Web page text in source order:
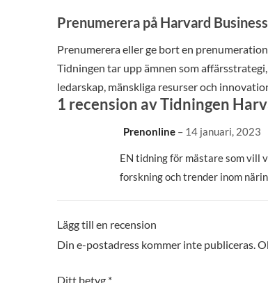
Prenumerera på Harvard
Prenumerera eller ge bort en
Tidningen tar upp ämnen som
ledarskap, mänskliga resurser och
1 recension avTidningen
Prenonline – 14 januari, 2023
EN tidning för mästare som vill
forskning och trender inom
Lägg till en recension
Din e-postadress kommer inte publiceras.
Ditt betyg *